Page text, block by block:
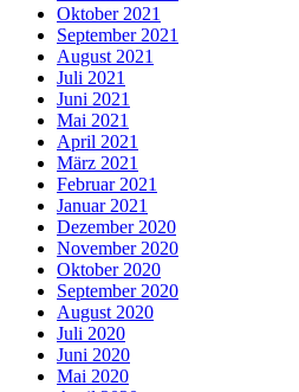
Oktober 2021
September 2021
August 2021
Juli 2021
Juni 2021
Mai 2021
April 2021
März 2021
Februar 2021
Januar 2021
Dezember 2020
November 2020
Oktober 2020
September 2020
August 2020
Juli 2020
Juni 2020
Mai 2020